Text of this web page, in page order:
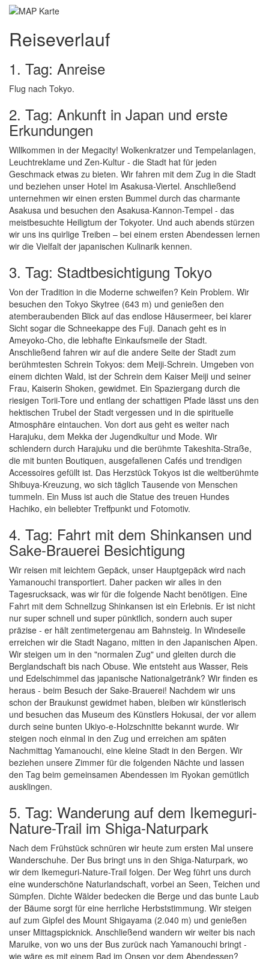
Reiseverlauf
1. Tag: Anreise
Flug nach Tokyo.
2. Tag: Ankunft in Japan und erste
Erkundungen
Willkommen in der Megacity! Wolkenkratzer und Tempelanlagen,
Leuchtreklame und Zen-Kultur - die Stadt hat für jeden
Geschmack etwas zu bieten. Wir fahren mit dem Zug in die Stadt
und beziehen unser Hotel im Asakusa-Viertel. Anschließend
unternehmen wir einen ersten Bummel durch das charmante
Asakusa und besuchen den Asakusa-Kannon-Tempel - das
meistbesuchte Heiligtum der Tokyoter. Und auch abends stürzen
wir uns ins quirlige Treiben – bei einem ersten Abendessen lernen
wir die Vielfalt der japanischen Kulinarik kennen.
3. Tag: Stadtbesichtigung Tokyo
Von der Tradition in die Moderne schweifen? Kein Problem. Wir
besuchen den Tokyo Skytree (643 m) und genießen den
atemberaubenden Blick auf das endlose Häusermeer, bei klarer
Sicht sogar die Schneekappe des Fuji. Danach geht es in
Ameyoko-Cho, die lebhafte Einkaufsmeile der Stadt.
Anschließend fahren wir auf die andere Seite der Stadt zum
berühmtesten Schrein Tokyos: dem Meiji-Schrein. Umgeben von
einem dichten Wald, ist der Schrein dem Kaiser Meiji und seiner
Frau, Kaiserin Shoken, gewidmet. Ein Spaziergang durch die
riesigen Torii-Tore und entlang der schattigen Pfade lässt uns den
hektischen Trubel der Stadt vergessen und in die spirituelle
Atmosphäre eintauchen. Von dort aus geht es weiter nach
Harajuku, dem Mekka der Jugendkultur und Mode. Wir
schlendern durch Harajuku und die berühmte Takeshita-Straße,
die mit bunten Boutiquen, ausgefallenen Cafés und trendigen
Accessoires gefüllt ist. Das Herzstück Tokyos ist die weltberühmte
Shibuya-Kreuzung, wo sich täglich Tausende von Menschen
tummeln. Ein Muss ist auch die Statue des treuen Hundes
Hachiko, ein beliebter Treffpunkt und Fotomotiv.
4. Tag: Fahrt mit dem Shinkansen und
Sake-Brauerei Besichtigung
Wir reisen mit leichtem Gepäck, unser Hauptgepäck wird nach
Yamanouchi transportiert. Daher packen wir alles in den
Tagesrucksack, was wir für die folgende Nacht benötigen. Eine
Fahrt mit dem Schnellzug Shinkansen ist ein Erlebnis. Er ist nicht
nur super schnell und super pünktlich, sondern auch super
präzise - er hält zentimetergenau am Bahnsteig. In Windeseile
erreichen wir die Stadt Nagano, mitten in den Japanischen Alpen.
Wir steigen um in den "normalen Zug" und gleiten durch die
Berglandschaft bis nach Obuse. Wie entsteht aus Wasser, Reis
und Edelschimmel das japanische Nationalgetränk? Wir finden es
heraus - beim Besuch der Sake-Brauerei! Nachdem wir uns
schon der Braukunst gewidmet haben, bleiben wir künstlerisch
und besuchen das Museum des Künstlers Hokusai, der vor allem
durch seine bunten Ukiyo-e-Holzschnitte bekannt wurde. Wir
steigen noch einmal in den Zug und erreichen am späten
Nachmittag Yamanouchi, eine kleine Stadt in den Bergen. Wir
beziehen unsere Zimmer für die folgenden Nächte und lassen
den Tag beim gemeinsamen Abendessen im Ryokan gemütlich
ausklingen.
5. Tag: Wanderung auf dem Ikemeguri-
Nature-Trail im Shiga-Naturpark
Nach dem Frühstück schnüren wir heute zum ersten Mal unsere
Wanderschuhe. Der Bus bringt uns in den Shiga-Naturpark, wo
wir dem Ikemeguri-Nature-Trail folgen. Der Weg führt uns durch
eine wunderschöne Naturlandschaft, vorbei an Seen, Teichen und
Sümpfen. Dichte Wälder bedecken die Berge und das bunte Laub
der Bäume sorgt für eine herrliche Herbststimmung. Wir steigen
auf zum Gipfel des Mount Shigayama (2.040 m) und genießen
unser Mittagspicknick. Anschließend wandern wir weiter bis nach
Maruike, von wo uns der Bus zurück nach Yamanouchi bringt -
wie wäre es mit einem Bad im Onsen vor dem Abendessen?